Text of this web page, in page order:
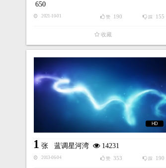
650
2021-10-01 踩 155
赞 190
收藏
HD
1 张 蓝调星河湾 14231
2013-06-04 踩 190
赞 353